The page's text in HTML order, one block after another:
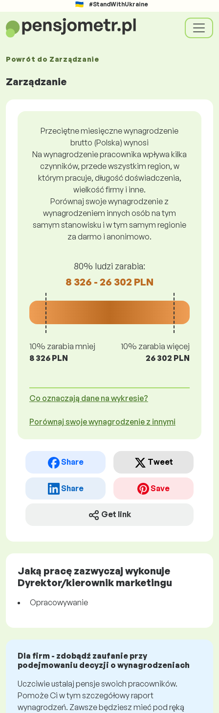
#StandWithUkraine
Powrót do Zarządzanie
Zarządzanie
Przeciętne miesięczne wynagrodzenie
brutto (Polska) wynosi
Na wynagrodzenie pracownika wpływa kilka
czynników, przede wszystkim region, w
którym pracuje, długość doświadczenia,
wielkość firmy i inne.
Porównaj swoje wynagrodzenie z
wynagrodzeniem innych osób na tym
samym stanowisku i w tym samym regionie
za darmo i anonimowo.
80% ludzi zarabia:
8 326 - 26 302 PLN
10% zarabia mniej
8 326 PLN
10% zarabia więcej
26 302 PLN
Co oznaczają dane na wykresie?
Porównaj swoje wynagrodzenie z innymi
Share Tweet
Share Save
Get link
Jaką pracę zazwyczaj wykonuje
Dyrektor/kierownik marketingu
Opracowywanie
Dla firm - zdobądź zaufanie przy
podejmowaniu decyzji o wynagrodzeniach
Uczciwie ustalaj pensje swoich pracowników.
Pomoże Ci w tym szczegółowy raport
wynagrodzeń. Zawsze będziesz mieć pod ręką